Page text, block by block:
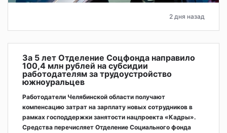
2 дня назад
За 5 лет Отделение Соцфонда направило
100,4 млн рублей на субсидии
работодателям за трудоустройство
южноуральцев
Работодатели Челябинской области получают
компенсацию затрат на зарплату новых сотрудников в
рамках господдержки занятости нацпроекта «Кадры».
Средства перечисляет Отделение Социального фонда